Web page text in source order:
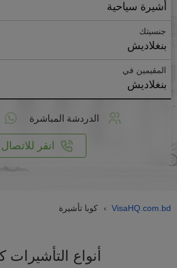
أشيرة سياحية
جنسيتك
بنغلاديش
المقيمين في
بنغلاديش
الدردشة المباشرة
انقر للاتصال
VisaHQ.com.bd
› كوبا تأشيرة
أنواع التأشيرات